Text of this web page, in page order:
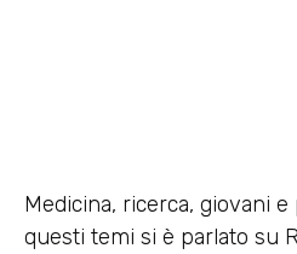
Medicina, ricerca, giovani
questi temi si è parlato su